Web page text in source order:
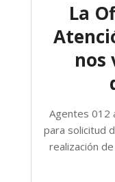
La
nos
Agentes 012
para solicitud
realización